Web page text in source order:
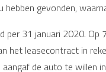
gevonden,
31 januari 2020. Op
het leasecontract in
de auto te willen